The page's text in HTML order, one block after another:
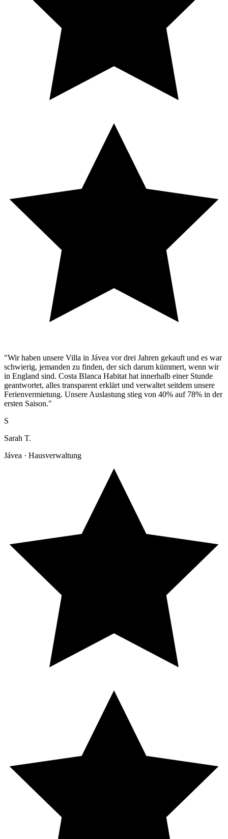
"Wir haben unsere Villa in Jávea vor drei Jahren gekauft und es war
schwierig, jemanden zu finden, der sich darum kümmert, wenn wir
in England sind. Costa Blanca Habitat hat innerhalb einer Stunde
geantwortet, alles transparent erklärt und verwaltet seitdem unsere
Ferienvermietung. Unsere Auslastung stieg von 40% auf 78% in der
ersten Saison."
S
Sarah T.
Jávea · Hausverwaltung